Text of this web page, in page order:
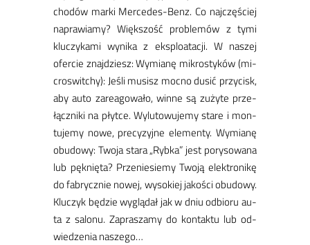
cho­dów mar­ki Mer­ce­de­s-Benz. ​Co naj­czę­ściej
na­pra­wia­my? ​Więk­szość pro­blemów z ty­mi
klu­czykami wy­ni­ka z eks­plo­ata­cji. W na­szej
ofer­cie znaj­dziesz: Wy­mia­nę mi­kro­sty­ków (mi­
cro­swit­chy): Je­śli mu­sisz moc­no du­sić przy­cisk,
aby au­to za­re­ago­wa­ło, win­ne są zu­ży­te prze­
łącz­ni­ki na płyt­ce. Wy­lu­to­wu­je­my sta­re i mon­
tu­je­my no­we, pre­cy­zyj­ne ele­men­ty. Wy­mia­nę
obu­do­wy: Two­ja sta­ra „Ryb­ka” jest po­ry­so­wa­na
lub pęk­nię­ta? Prze­nie­sie­my Two­ją elek­tro­ni­kę
do fa­brycz­nie no­wej, wy­so­kiej ja­ko­ści obu­do­wy.
Klu­czyk bę­dzie wy­glą­dał jak w dniu od­bio­ru au­
ta z sa­lo­nu. Za­pra­sza­my do kon­tak­tu lub od­
wie­dze­nia na­sze­go…